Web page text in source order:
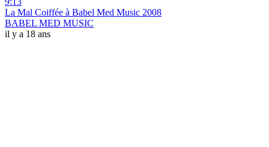
La Mal Coiffée à Babel Med Music 2008
BABEL MED MUSIC
il y a 18 ans